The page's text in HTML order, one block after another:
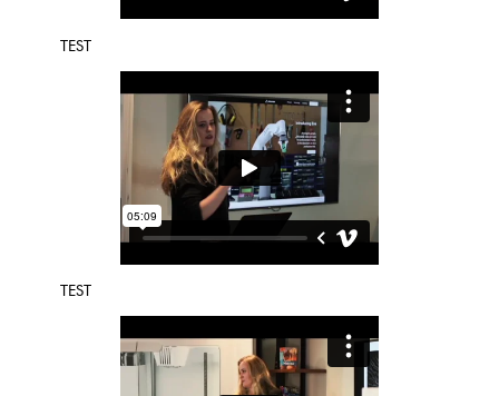
TEST
TEST